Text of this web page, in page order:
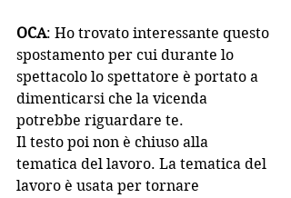
OCA: Ho trovato interessante questo
spostamento per cui durante lo
spettacolo lo spettatore è portato a
dimenticarsi che la vicenda
potrebbe riguardare te.
Il testo poi non è chiuso alla
tematica del lavoro. La tematica del
lavoro è usata per tornare